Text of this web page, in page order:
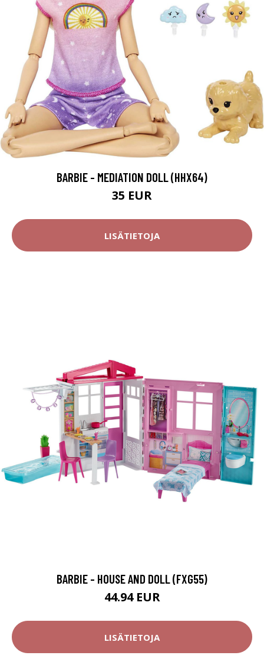
BARBIE - MEDIATION DOLL (HHX64)
35 EUR
LISÄTIETOJA
BARBIE - HOUSE AND DOLL (FXG55)
44.94 EUR
LISÄTIETOJA